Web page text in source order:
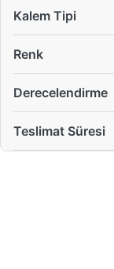
Kalem Tipi
Renk
Derecelendirme
Teslimat Süresi